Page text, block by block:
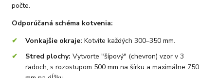
počte.
Odporúčaná schéma kotvenia:
Vonkajšie okraje: Kotvite každých 300–350 mm.
Stred plochy: Vytvorte "šípový" (chevron) vzor v 3
radoch, s rozostupom 500 mm na šírku a maximálne 750